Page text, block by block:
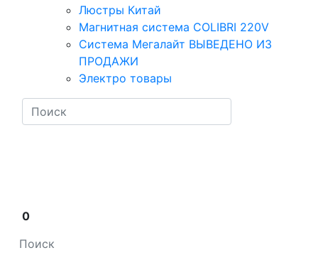
Люстры Китай
Магнитная система COLIBRI 220V
Система Мегалайт ВЫВЕДЕНО ИЗ
ПРОДАЖИ
Электро товары
0